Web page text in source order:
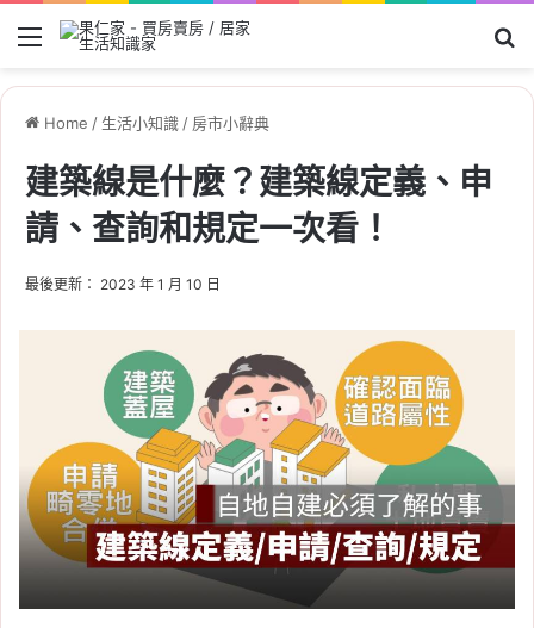
Menu
Home / 生活小知識 / 房市小辭典
建築線是什麼？建築線定義、申
請、查詢和規定一次看！
最後更新： 2023 年 1 月 10 日